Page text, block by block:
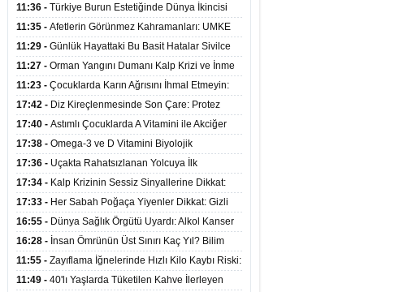
3,5 Yaşındaki Çocuk 8 Kez Felç Geçirdi
11:36 - Türkiye Burun Estetiğinde Dünya İkincisi
Oldu
11:35 - Afetlerin Görünmez Kahramanları: UMKE
Dev Kadrosuyla Görev Başında
11:29 - Günlük Hayattaki Bu Basit Hatalar Sivilce
Oluşumunu Tetikliyor
11:27 - Orman Yangını Dumanı Kalp Krizi ve İnme
Riskini Artırıyor
11:23 - Çocuklarda Karın Ağrısını İhmal Etmeyin:
Apandisit Habercisi Olabilir
17:42 - Diz Kireçlenmesinde Son Çare: Protez
Ameliyatı İle Yaşam Kalitesi Artıyor
17:40 - Astımlı Çocuklarda A Vitamini ile Akciğer
Hacmi Arasında Bağlantı Bulundu
17:38 - Omega-3 ve D Vitamini Biyolojik
Yaşlanmayı Yavaşlatabilir
17:36 - Uçakta Rahatsızlanan Yolcuya İlk
Müdahale Sağlık Bakanı Memişoğlu'ndan Geldi
17:34 - Kalp Krizinin Sessiz Sinyallerine Dikkat:
Yalnızca Göğüs Ağrısıyla Gelmiyor
17:33 - Her Sabah Poğaça Yiyenler Dikkat: Gizli
Şeker ve Yağ Yükü Kalbi ve Bağırsakları Tehdit
Ediyor
16:55 - Dünya Sağlık Örgütü Uyardı: Alkol Kanser
Riskini Doğrudan Artırıyor
16:28 - İnsan Ömrünün Üst Sınırı Kaç Yıl? Bilim
İnsanlarından Yeni Yaşam Süresi Modeli
11:55 - Zayıflama İğnelerinde Hızlı Kilo Kaybı Riski:
Uzmanlar Hekim Kontrolü Şart Diyor
11:49 - 40'lı Yaşlarda Tüketilen Kahve İlerleyen